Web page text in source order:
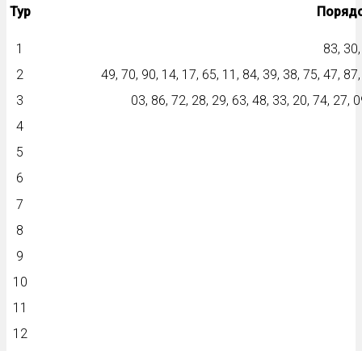
Тур
1
83,
2
49, 70, 90, 14, 17, 65, 11, 84, 39, 38, 75, 47,
3
03, 86, 72, 28, 29, 63, 48, 33, 20, 74, 27,
4
5
6
7
8
9
10
11
12